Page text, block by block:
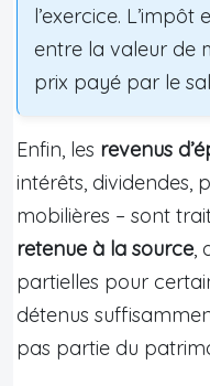
l’exercice.
entre la valeur de
prix payé par le
Enfin, les revenus
intérêts, dividendes,
mobilières – sont
retenue à la source,
partielles pour
détenus
pas partie du